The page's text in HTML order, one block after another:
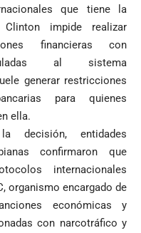
que tiene la
impide realizar
financieras con
al sistema
generar restricciones
para quienes
ella.
decisión, entidades
confirmaron que
internacionales
organismo encargado de
económicas y
con narcotráfico y
Federico
Gutiérrez
envía
al FBI, DEA y
Congreso
contra la ‘paz
total’ por
presuntos
beneficios a
criminales
tuvo piedad:
7-1 a un
Curazao en su
y
de